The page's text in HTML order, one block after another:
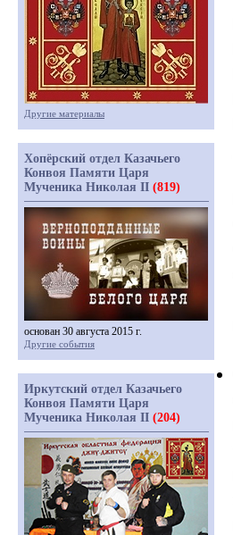
Другие материалы
Хопёрский отдел Казачьего
Конвоя Памяти Царя
Мученика Николая II (819)
основан 30 августа 2015 г.
Другие события
Иркутский отдел Казачьего
Конвоя Памяти Царя
Мученика Николая II (204)